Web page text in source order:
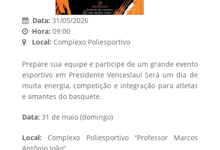
Data: 31/05/2026
Hora: 09:00
Local: Complexo Poliesportivo
Prepare sua equipe e participe de um grande evento
esportivo em Presidente Venceslau! Será um dia de
muita energia, competição e integração para atletas
e amantes do basquete.
Data: 31 de maio (domingo)
Local: Complexo Poliesportivo “Professor Marcos
Antônio João”